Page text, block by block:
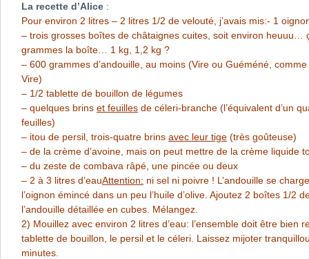
La recette d’Alice :
Pour environ 2 litres – 2 litres 1/2 de velouté, j’avais mis:- 1
– trois grosses boîtes de châtaignes cuites, soit environ heuuu…
grammes la boîte… 1 kg, 1,2 kg ?
– 600 grammes d’andouille, au moins (Vire ou Guéméné,
Vire)
– 1/2 tablette de bouillon de légumes
– quelques brins et feuilles de céleri-branche (l’équivalent d’un
feuilles)
– itou de persil, trois-quatre brins avec leur tige (très goûteuse)
– de la crème d’avoine, mais on peut mettre de la crème liquide
– du zeste de combava râpé, une pincée ou deux
– 2 à 3 litres d’eauAttention: ni sel ni poivre ! L’andouille se
l’oignon émincé dans un peu l’huile d’olive. Ajoutez 2 boîtes 1/2
l’andouille détaillée en cubes. Mélangez.
2) Mouillez avec environ 2 litres d’eau: l’ensemble doit être bien
tablette de bouillon, le persil et le céleri. Laissez mijoter
minutes.